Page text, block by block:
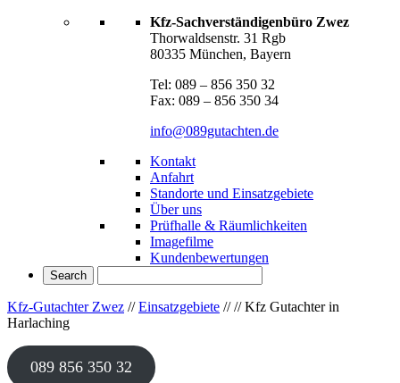
Kfz-Sachverständigenbüro Zwez
Thorwaldsenstr. 31 Rgb
80335 München, Bayern
Tel: 089 – 856 350 32
Fax: 089 – 856 350 34
info@089gutachten.de
Kontakt
Anfahrt
Standorte und Einsatzgebiete
Über uns
Prüfhalle & Räumlichkeiten
Imagefilme
Kundenbewertungen
Kfz-Gutachter Zwez //Einsatzgebiete ////Kfz Gutachter in
Harlaching
089 856 350 32